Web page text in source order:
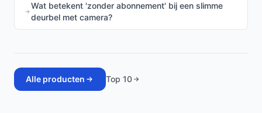
Wat betekent 'zonder abonnement' bij een slimme
deurbel met camera?
Alle producten Top 10